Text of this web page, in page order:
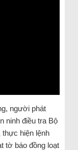
người phát
ninh điều tra Bộ
thực hiện lệnh
tờ báo đồng loạt